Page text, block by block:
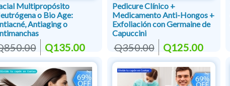
Multipropósito
o Bio Age:
Antiaging o
Q135.00
Pedicure Clínico +
Medicamento Anti-Hongos +
Exfoliación con Germaine de
Capuccini
Q350.00 Q125.00